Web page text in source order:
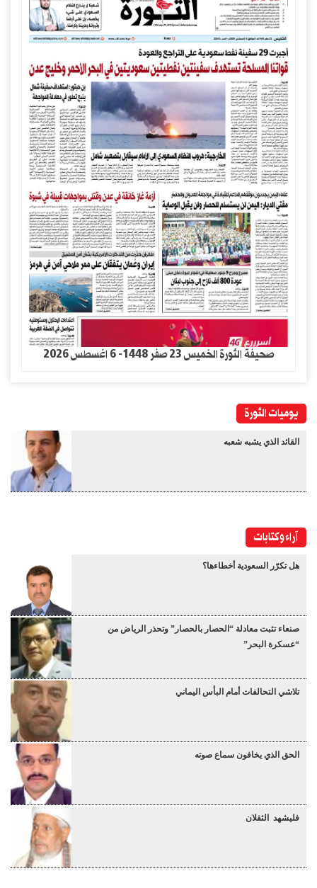
صحيفة الثورة الخميس 23 صفر 1448- 6 اغسطس 2026
يوميات الثورة
القائد الذي يشبه شعبه
آراء وكتابات
هل تكرّر السعودية أخطاءها؟
صنعاء تثبت معادلة “الحصار بالحصار” وتحذر الرياض من
“عسكرة البحر”
تلاشي التحالفات أمام البأس اليماني
الحق الذي يخافون سماع صوته
فليشهد الثقلان